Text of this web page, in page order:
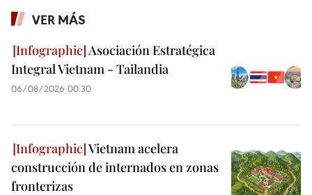
VER MÁS
Asociación Estratégica
Integral Vietnam - Tailandia
06/08/2026 00:30
Vietnam acelera
construcción de internados en zonas
fronterizas